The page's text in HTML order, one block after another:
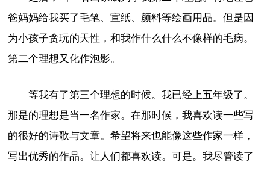
爸妈妈给我买了毛笔、宣纸、颜料等绘画用品。但是因
为小孩子贪玩的天性，和我作什么什么不像样的毛病。
第二个理想又化作泡影。
等我有了第三个理想的时候。我已经上五年级了。
那是的理想是当一名作家。在那时候，我喜欢读一些写
的很好的诗歌与文章。希望将来也能像这些作家一样，
写出优秀的作品。让人们都喜欢读。可是。我尽管读了